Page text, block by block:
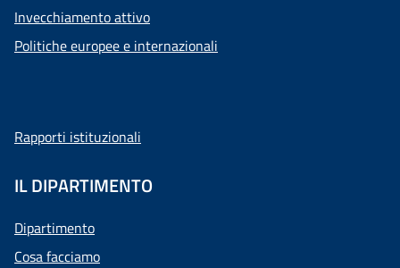
Invecchiamento attivo
Politiche europee e internazionali
Rapporti istituzionali
IL DIPARTIMENTO
Dipartimento
Cosa facciamo